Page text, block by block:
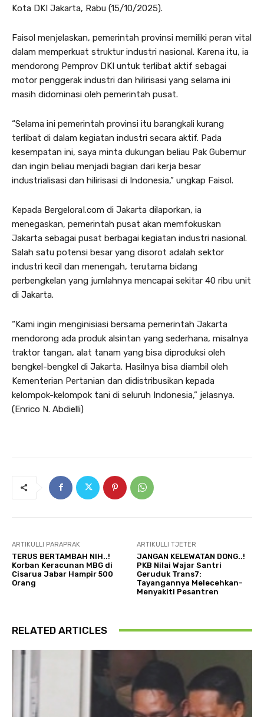
Kota DKI Jakarta, Rabu (15/10/2025).
Faisol menjelaskan, pemerintah provinsi memiliki peran vital
dalam memperkuat struktur industri nasional. Karena itu, ia
mendorong Pemprov DKI untuk terlibat aktif sebagai
motor penggerak industri dan hilirisasi yang selama ini
masih didominasi oleh pemerintah pusat.
“Selama ini pemerintah provinsi itu barangkali kurang
terlibat di dalam kegiatan industri secara aktif. Pada
kesempatan ini, saya minta dukungan beliau Pak Gubernur
dan ingin beliau menjadi bagian dari kerja besar
industrialisasi dan hilirisasi di Indonesia,” ungkap Faisol.
Kepada BergeloraI.com di Jakarta dilaporkan, ia
menegaskan, pemerintah pusat akan memfokuskan
Jakarta sebagai pusat berbagai kegiatan industri nasional.
Salah satu potensi besar yang disorot adalah sektor
industri kecil dan menengah, terutama bidang
perbengkelan yang jumlahnya mencapai sekitar 40 ribu unit
di Jakarta.
“Kami ingin menginisiasi bersama pemerintah Jakarta
mendorong ada produk alsintan yang sederhana, misalnya
traktor tangan, alat tanam yang bisa diproduksi oleh
bengkel-bengkel di Jakarta. Hasilnya bisa diambil oleh
Kementerian Pertanian dan didistribusikan kepada
kelompok-kelompok tani di seluruh Indonesia,” jelasnya.
(Enrico N. Abdielli)
ARTIKULLI PARAPRAK
TERUS BERTAMBAH NIH..!
Korban Keracunan MBG di
Cisarua Jabar Hampir 500
Orang
ARTIKULLI TJETËR
JANGAN KELEWATAN DONG..!
PKB Nilai Wajar Santri
Geruduk Trans7:
Tayangannya Melecehkan-
Menyakiti Pesantren
RELATED ARTICLES